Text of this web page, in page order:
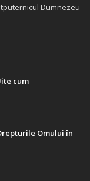
Dumnezeu -
cum
Omului în